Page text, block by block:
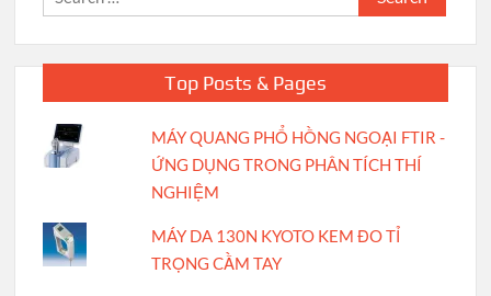
for:
Top Posts & Pages
MÁY QUANG PHỔ HỒNG NGOẠI FTIR -
ỨNG DỤNG TRONG PHÂN TÍCH THÍ
NGHIỆM
MÁY DA 130N KYOTO KEM ĐO TỈ
TRỌNG CẦM TAY